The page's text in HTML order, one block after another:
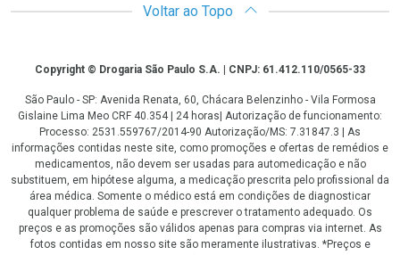
Voltar ao Topo
CopyrightCopyright © Drogaria São Paulo S.A. | CNPJ: 61.412.110/0565-33
São Paulo - SP: Avenida Renata, 60, Chácara Belenzinho - Vila Formosa
Gislaine Lima Meo CRF 40.354 | 24 horas| Autorização de funcionamento:
Processo: 2531.559767/2014-90 Autorização/MS: 7.31847.3 | As
informações contidas neste site, como promoções e ofertas de remédios e
medicamentos, não devem ser usadas para automedicação e não
substituem, em hipótese alguma, a medicação prescrita pelo profissional da
área médica. Somente o médico está em condições de diagnosticar
qualquer problema de saúde e prescrever o tratamento adequado. Os
preços e as promoções são válidos apenas para compras via internet. As
fotos contidas em nosso site são meramente ilustrativas. *Preços e